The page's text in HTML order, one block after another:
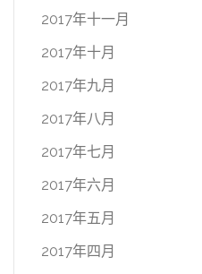
2017年十一月
2017年十月
2017年九月
2017年八月
2017年七月
2017年六月
2017年五月
2017年四月